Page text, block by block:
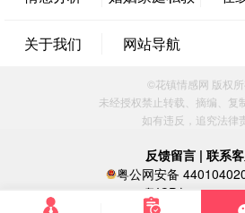
属情感方案
微信用户 墨笙 通过此
案
江苏-苏州 188****5187
微信用户 谢思明 通过
方案
广东-佛山 139****6034
微信用户 静默 通过此
关于我们 网站导航
©花镇情感网 版权
未经授权禁止转载、摘编、复
如有违反，追究法律
反馈留言 | 联系
粤公网安备
粤ICP备